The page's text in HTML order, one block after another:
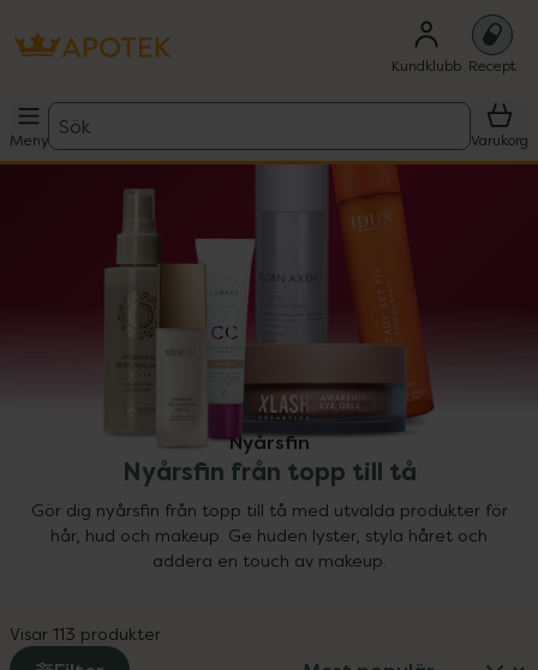
Kundklubb Recept
Meny
Sök
Varukorg
Nyårsfin
Nyårsfin från topp till tå
Gör dig nyårsfin från topp till tå med utvalda produkter för
hår, hud och makeup. Ge huden lyster, styla håret och
addera en touch av makeup.
Visar 113 produkter